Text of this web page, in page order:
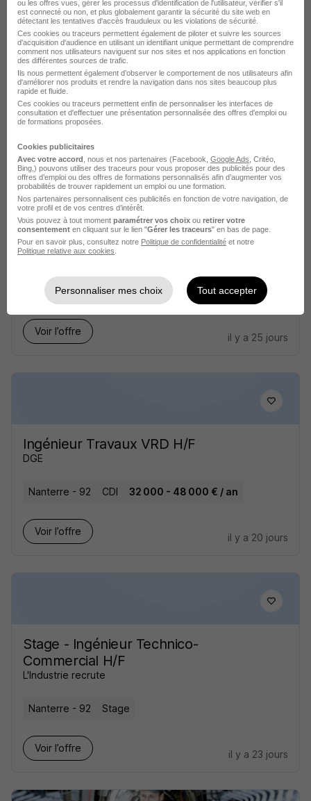
Dessinateur Projeteur Ferroviaire H/F
Systea Energie
Nanterre - 92 CDI 33 800 - 41 800 € / an
Voir l’offre
il y a 19 jours
Responsable Études de Prix CFO -
CFA H/F
DGE Intérim
Nanterre - 92 CDI
Voir l’offre
il y a 25 jours
Ingénieur Travaux VRD H/F
DGE
Nanterre - 92 CDI 32 000 - 48 000 € / an
Voir l’offre
il y a 20 jours
Stage - Ingénieur Technico-
Commercial H/F
L'Industrie recrute
Nanterre - 92 Stage
Voir l’offre
il y a 23 jours
ou les offres vues, gérer les processus d'identification de l'utilisateur, vérifier s'il
est connecté ou non, et plus globalement garantir la sécurité du site web en
détectant les tentatives d'accès frauduleux ou les violations de sécurité.
Ces cookies ou traceurs permettent également de piloter et suivre les sources
d'acquisition d'audience en utilisant un identifiant unique permettant de comprendre
comment nos utilisateurs naviguent sur nos sites et nos applications en fonction
des différentes sources de trafic.
Ils nous permettent également d’observer le comportement de nos utilisateurs afin
d'améliorer nos produits et rendre la navigation dans nos sites beaucoup plus
rapide et fluide.
Ces cookies ou traceurs permettent enfin de personnaliser les interfaces de
consultation et d'effectuer une présentation personnalisée des offres d'emploi ou
de formations proposées.
Cookies publicitaires
Avec votre accord , nous et nos partenaires (Facebook, Google Ads , Critéo,
Bing,) pouvons utiliser des traceurs pour vous proposer des publicités pour des
offres d’emploi ou des offres de formations personnalisés afin d’augmenter vos
probabilités de trouver rapidement un emploi ou une formation.
Nos partenaires personnalisent ces publicités en fonction de votre navigation, de
votre profil et de vos centres d’intérêt.
Vous pouvez à tout moment paramétrer vos choix ou retirer votre
consentement en cliquant sur le lien "Gérer les traceurs" en bas de page.
Pour en savoir plus, consultez notre Politique de confidentialité et notre
Politique relative aux cookies
Personnaliser mes choix Tout accepter